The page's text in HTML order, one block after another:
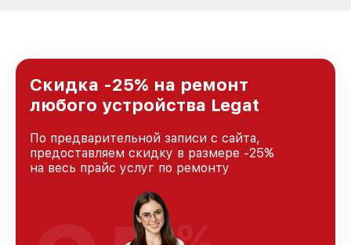
Скидка -25% на ремонт
любого устройства Legat
По предварительной записи с сайта,
предоставляем скидку в размере -25%
на весь прайс услуг по ремонту